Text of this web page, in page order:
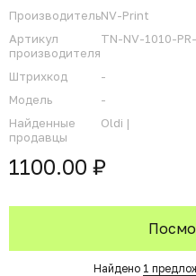
ПроизводительNV-Print
Артикул
производителя
TN-NV-1010-
Штрихкод
-
Модель
-
Найденные
продавцы
Oldi |
1100.00 ₽
Найдено 1